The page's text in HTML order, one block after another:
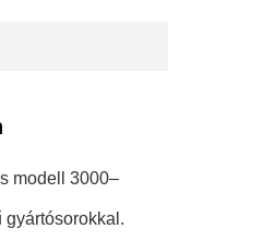
modell 3000–